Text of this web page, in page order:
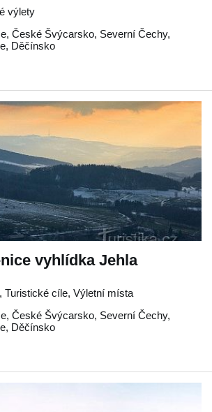
výlety
, České Švýcarsko, Severní Čechy,
, Děčínsko
vyhlídka Jehla
Turistické cíle, Výletní místa
, České Švýcarsko, Severní Čechy,
, Děčínsko